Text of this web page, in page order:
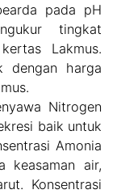
pada pH
tingkat
Lakmus.
dengan harga
Nitrogen
baik untuk
Amonia
keasaman air,
Konsentrasi